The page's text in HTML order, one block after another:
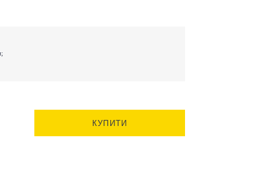
КУПИТИ